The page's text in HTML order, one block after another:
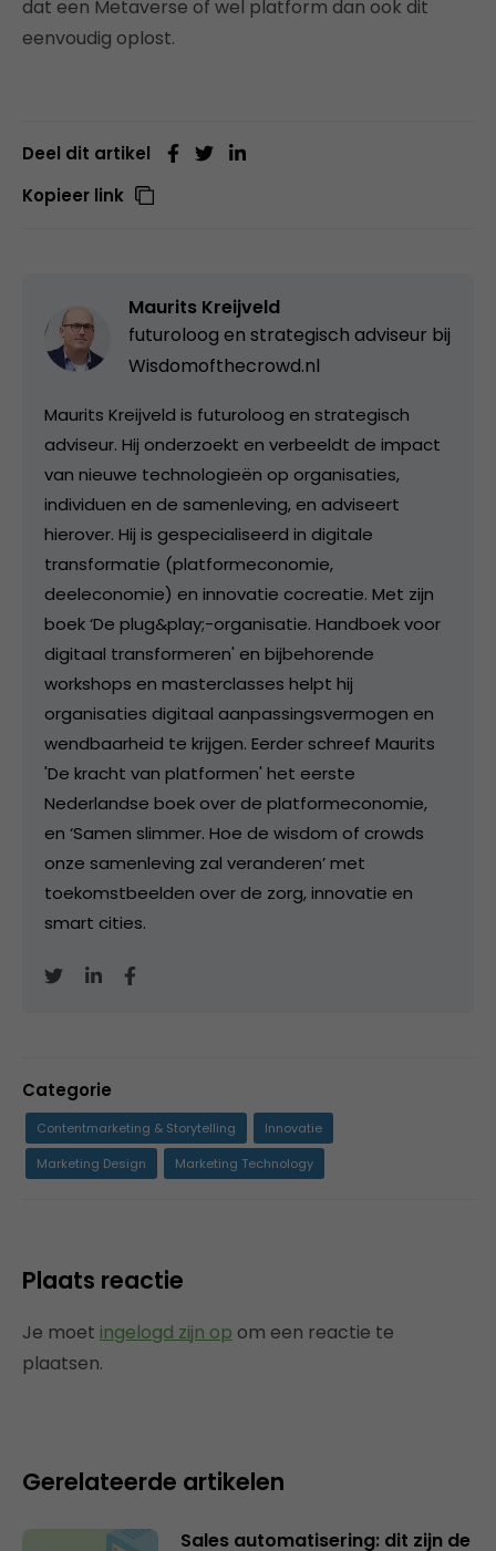
dat een Metaverse of wel platform dan ook dit
eenvoudig oplost.
Deel dit artikel
Kopieer link
Maurits Kreijveld
futuroloog en strategisch adviseur bij
Wisdomofthecrowd.nl
Maurits Kreijveld is futuroloog en strategisch
adviseur. Hij onderzoekt en verbeeldt de impact
van nieuwe technologieën op organisaties,
individuen en de samenleving, en adviseert
hierover. Hij is gespecialiseerd in digitale
transformatie (platformeconomie,
deeleconomie) en innovatie cocreatie. Met zijn
boek ‘De plug&play;-organisatie. Handboek voor
digitaal transformeren' en bijbehorende
workshops en masterclasses helpt hij
organisaties digitaal aanpassingsvermogen en
wendbaarheid te krijgen. Eerder schreef Maurits
'De kracht van platformen' het eerste
Nederlandse boek over de platformeconomie,
en ‘Samen slimmer. Hoe de wisdom of crowds
onze samenleving zal veranderen’ met
toekomstbeelden over de zorg, innovatie en
smart cities.
Categorie
Contentmarketing & Storytelling
Innovatie
Marketing Design
Marketing Technology
Plaats reactie
Je moet ingelogd zijn op om een reactie te
plaatsen.
Gerelateerde artikelen
Sales automatisering: dit zijn de